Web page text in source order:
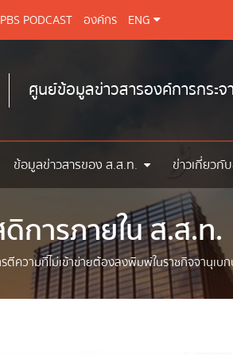
PODCAST องค์กร ENG
ศูนย์ข้อมูลข่าวสารองค์การกระจ
ข้อมูลข่าวสารของ ส.ส.ท. ข่าวเกี่ยวกั
การภายใน ส.ส.ท.
ตีความที่ไม่เข้าข่ายต้องลงพิมพ์ในราชกิจจานุเบ